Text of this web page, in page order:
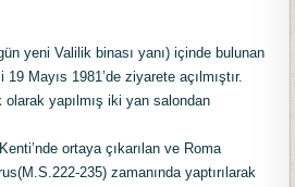
yeni Valilik binası yanı) içinde bulunan
Mayıs 1981’de ziyarete açılmıştır.
yapılmış iki yan salondan
ortaya çıkarılan ve Roma
235) zamanında yaptırılarak